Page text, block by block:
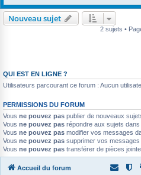
Nouveau sujet
2 sujets •
QUI EST EN LIGNE ?
Utilisateurs parcourant ce forum : Aucun
PERMISSIONS DU FORUM
Vous ne pouvez pas publier de nouveaux
Vous ne pouvez pas répondre aux sujets
Vous ne pouvez pas modifier vos messages
Vous ne pouvez pas supprimer vos
Vous ne pouvez pas transférer de pièces
Accueil du forum